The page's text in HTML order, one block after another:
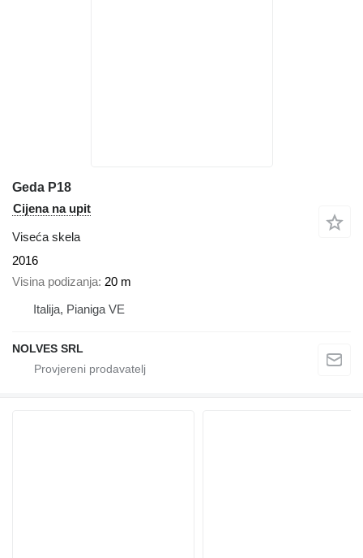
Geda P18
Cijena na upit
Viseća skela
2016
Visina podizanja 20 m
Italija, Pianiga VE
NOLVES SRL